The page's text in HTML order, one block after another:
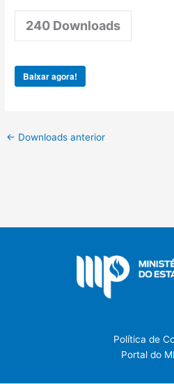
240 Downloads
Baixar agora!
← Downloads anterior
Política de
Portal do